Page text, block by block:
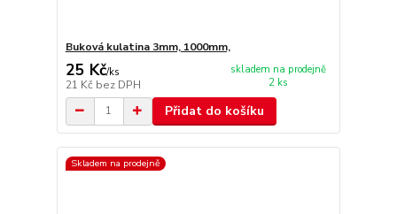
Buková kulatina 3mm, 1000mm,
25 Kč/ks
21 Kč bez DPH
skladem na prodejně
2 ks
Přidat do košíku
Skladem na prodejně